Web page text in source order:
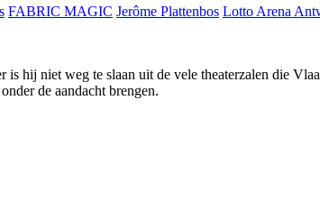
FABRIC MAGIC Jerôme Plattenbos Lotto Arena
is hij niet weg te slaan uit de vele theaterzalen die
de aandacht brengen.